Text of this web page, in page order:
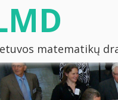
matematikų